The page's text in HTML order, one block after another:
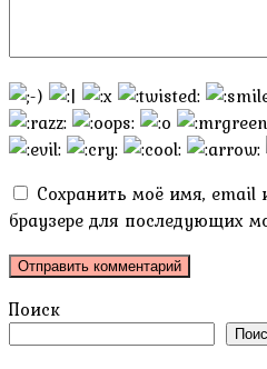
Сохранить моё имя, email
браузере для последующих
Поиск